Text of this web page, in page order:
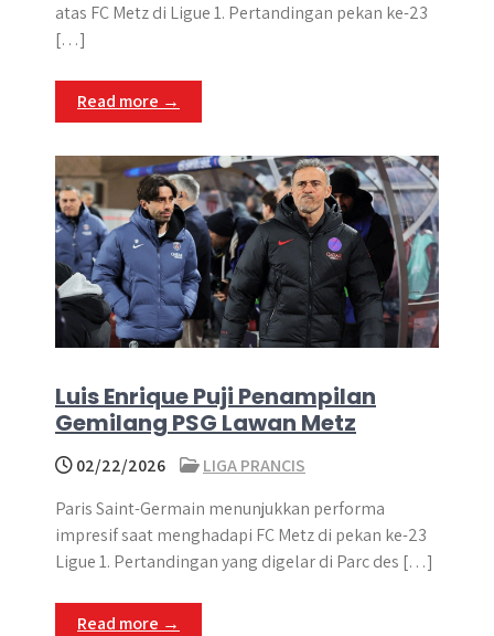
atas FC Metz di Ligue 1. Pertandingan pekan ke-23
[…]
Read more →
Luis Enrique Puji Penampilan
Gemilang PSG Lawan Metz
02/22/2026
LIGA PRANCIS
Paris Saint-Germain menunjukkan performa
impresif saat menghadapi FC Metz di pekan ke-23
Ligue 1. Pertandingan yang digelar di Parc des […]
Read more →